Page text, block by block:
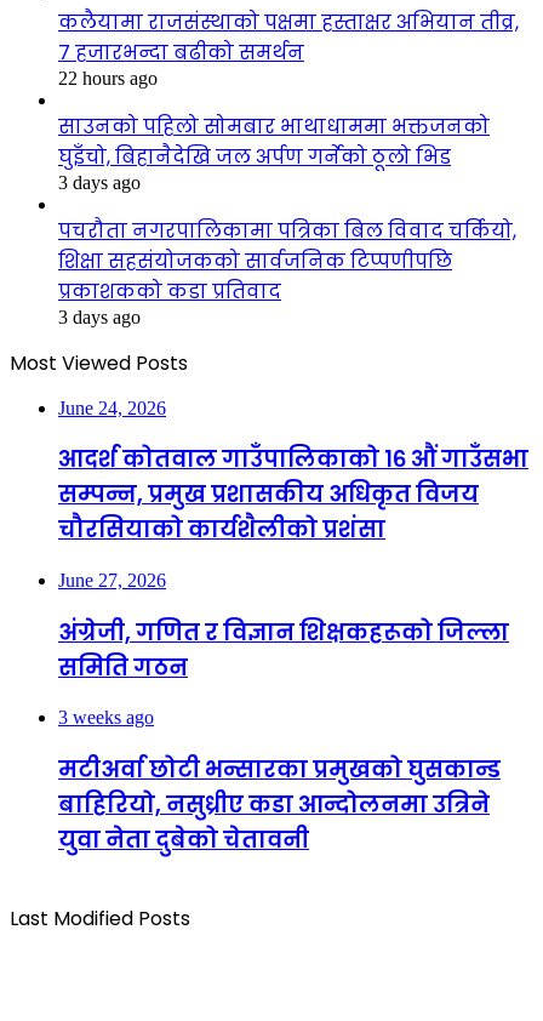
कलैयामा राजसंस्थाको पक्षमा हस्ताक्षर अभियान तीव्र,
७ हजारभन्दा बढीको समर्थन
22 hours ago
साउनको पहिलो सोमबार भाथाधाममा भक्तजनको
घुइँचो, बिहानैदेखि जल अर्पण गर्नेको ठूलो भिड
3 days ago
पचरौता नगरपालिकामा पत्रिका बिल विवाद चर्कियो,
शिक्षा सहसंयोजकको सार्वजनिक टिप्पणीपछि
प्रकाशकको कडा प्रतिवाद
3 days ago
Most Viewed Posts
June 24, 2026
आदर्श कोतवाल गाउँपालिकाको १६ औं गाउँसभा
सम्पन्न, प्रमुख प्रशासकीय अधिकृत विजय
चौरसियाको कार्यशैलीको प्रशंसा
June 27, 2026
अंग्रेजी, गणित र विज्ञान शिक्षकहरूको जिल्ला
समिति गठन
3 weeks ago
मटीअर्वा छोटी भन्सारका प्रमुखको घुसकान्ड
बाहिरियो, नसुध्रीए कडा आन्दोलनमा उत्रिने
युवा नेता दुबेको चेतावनी
Last Modified Posts